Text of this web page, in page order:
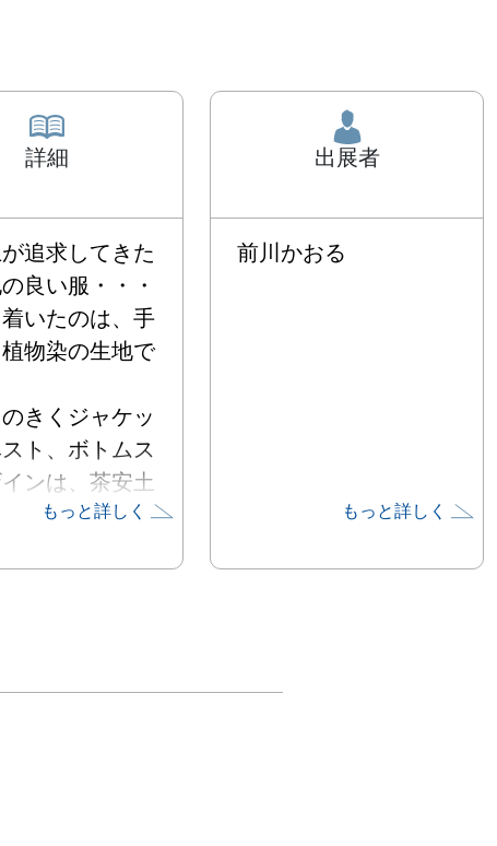
詳細
追求してきた
良い服・・・
いたのは、手
物染の生地で
きくジャケッ
スト、ボトムス
ンは、茶安土
だ30年の歳月
もっと詳しく
出展者
前川かおる
もっと詳しく